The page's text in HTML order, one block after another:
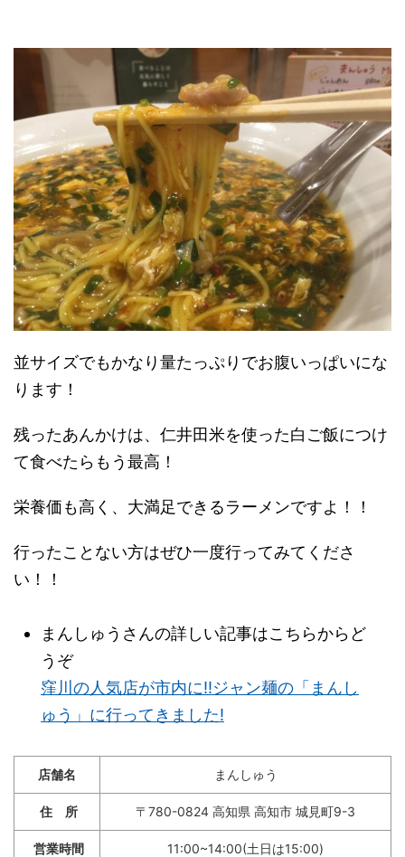
並サイズでもかなり量たっぷりでお腹いっぱいにな
ります！
残ったあんかけは、仁井田米を使った白ご飯につけ
て食べたらもう最高！
栄養価も高く、大満足できるラーメンですよ！！
行ったことない方はぜひ一度行ってみてくださ
い！！
まんしゅうさんの詳しい記事はこちらからど
うぞ
窪川の人気店が市内に!!ジャン麺の「まんし
ゅう」に行ってきました!
店舗名 まんしゅう
住 所 〒780-0824 高知県 高知市 城見町9-3
営業時間
11:00~14:00(土日は15:00)